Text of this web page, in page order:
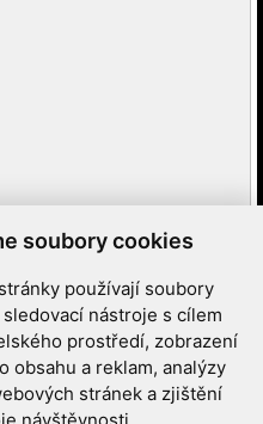
soubory cookies
používají soubory
nástroje s cílem
prostředí, zobrazení
obsahu a reklam, analýzy
stránek a zjištění
|Hvězdárna a planetárium
serverem Astro.cz